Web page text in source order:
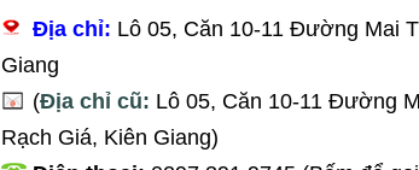
Địa chỉ: Lô 05, Căn 10-11 Đường Mai
Giang
(Địa chỉ cũ: Lô 05, Căn 10-11 Đường
Rạch Giá, Kiên Giang)